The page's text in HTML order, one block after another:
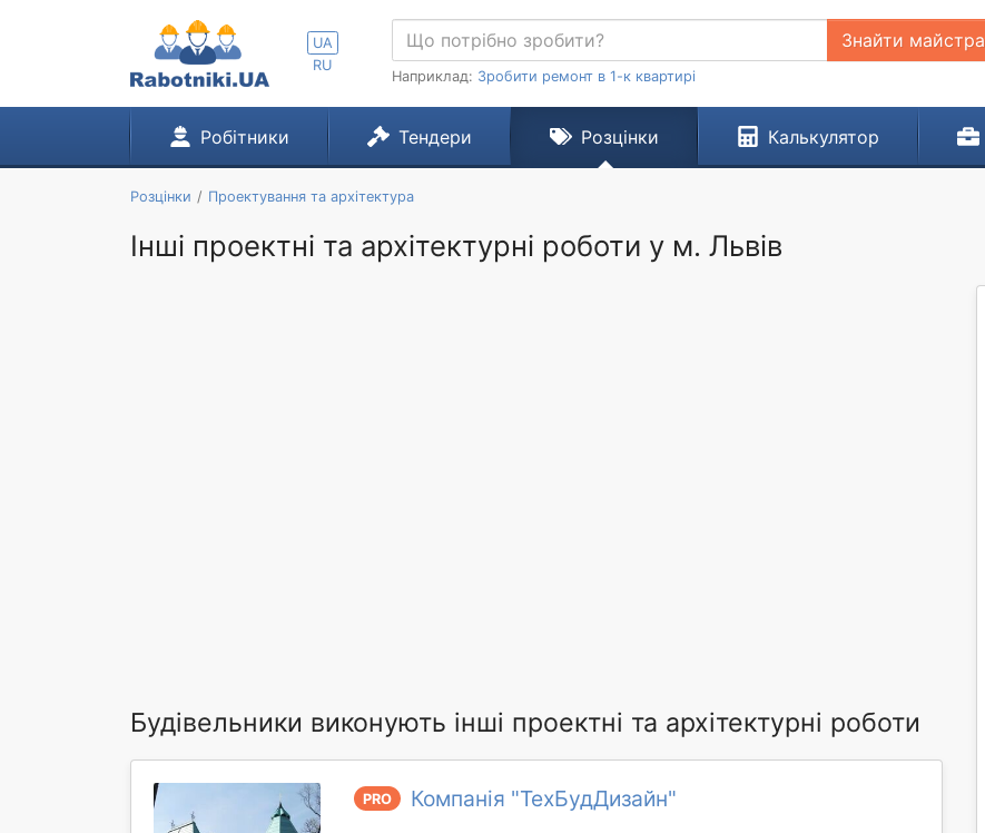
UA
RU
Знайти майстра
Наприклад: Зробити ремонт в 1-к квартирі
Робітники Тендери Розцінки Калькулятор
Розцінки Проектування та архітектура
Інші проектні та архітектурні роботи у м. Львів
Будівельники виконують інші проектні та архітектурні роботи
PRO Компанія "ТехБудДизайн"